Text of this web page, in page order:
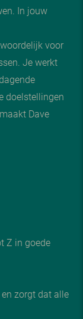
In jouw
voor
Je werkt
doelstellingen
Dave
Z in goede
zorgt dat alle